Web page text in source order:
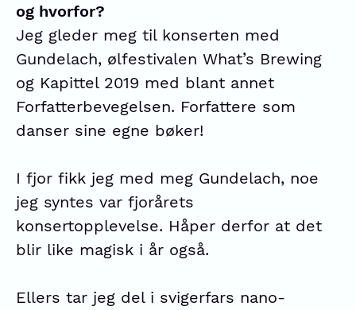
og hvorfor?
Jeg gleder meg til konserten med
Gundelach, ølfestivalen What’s Brewing
og Kapittel 2019 med blant annet
Forfatterbevegelsen. Forfattere som
danser sine egne bøker!
I fjor fikk jeg med meg Gundelach, noe
jeg syntes var fjorårets
konsertopplevelse. Håper derfor at det
blir like magisk i år også.
Ellers tar jeg del i svigerfars nano-